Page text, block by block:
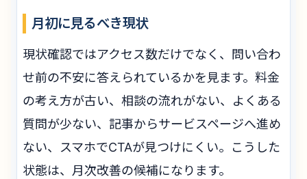
月初に見るべき現状
現状確認ではアクセス数だけでなく、問い合わ
せ前の不安に答えられているかを見ます。料金
の考え方が古い、相談の流れがない、よくある
質問が少ない、記事からサービスページへ進め
ない、スマホでCTAが見つけにくい。こうした
状態は、月次改善の候補になります。